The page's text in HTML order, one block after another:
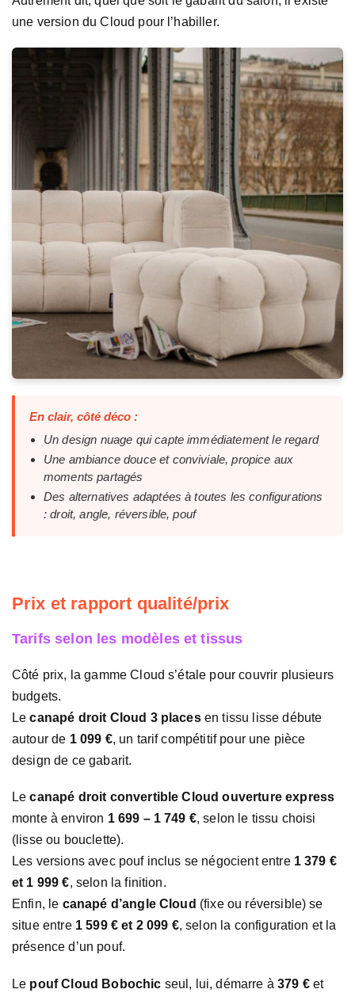
une version du Cloud pour l’habiller.
En clair, côté déco :
Un design nuage qui capte immédiatement le regard
Une ambiance douce et conviviale, propice aux
moments partagés
Des alternatives adaptées à toutes les configurations
: droit, angle, réversible, pouf
Prix et rapport qualité/prix
Tarifs selon les modèles et tissus
Côté prix, la gamme Cloud s’étale pour couvrir plusieurs
budgets.
Lecanapé droit Cloud 3 placesen tissu lisse débute
autour de 1 099 €, un tarif compétitif pour une pièce
design de ce gabarit.
Lecanapé droit convertible Cloud ouverture express
monte à environ 1 699 – 1 749 €, selon le tissu choisi
(lisse ou bouclette).
Les versions avec pouf inclus se négocient entre 1 379 €
et 1 999 €, selon la finition.
Enfin, le canapé d’angle Cloud (fixe ou réversible) se
situe entre 1 599 € et 2 099 €, selon la configuration et la
présence d’un pouf.
Le pouf Cloud Bobochic seul, lui, démarre à379 €et